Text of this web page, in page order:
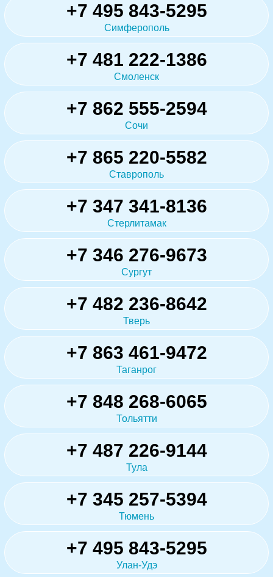
+7 495 843-5295
Симферополь
+7 481 222-1386
Смоленск
+7 862 555-2594
Сочи
+7 865 220-5582
Ставрополь
+7 347 341-8136
Стерлитамак
+7 346 276-9673
Сургут
+7 482 236-8642
Тверь
+7 863 461-9472
Таганрог
+7 848 268-6065
Тольятти
+7 487 226-9144
Тула
+7 345 257-5394
Тюмень
+7 495 843-5295
Улан-Удэ